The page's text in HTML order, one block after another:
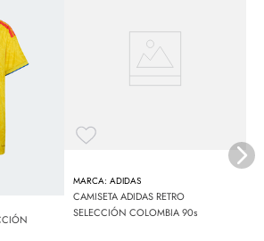
ADIDAS
CAMISETA ADIDAS RETRO
SELECCIÓN COLOMBIA 90s